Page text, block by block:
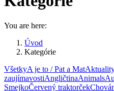
You are here:
Úvod
Kategórie
VšetkyA je to / Pat a Mat
zaujímavostiAngličtinaAnimals
SmejkoČervený traktorček